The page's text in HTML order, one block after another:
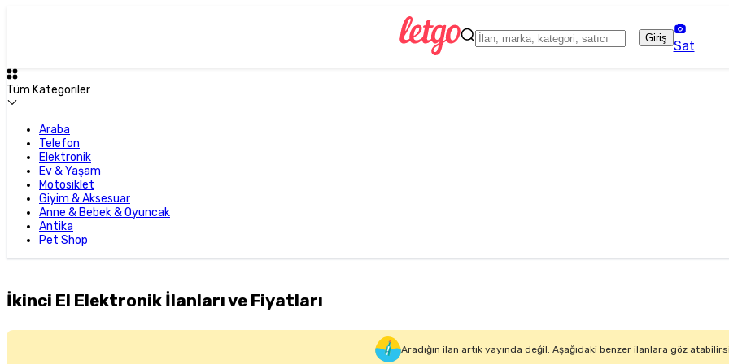
Giriş
Sat
Tüm Kategoriler
Araba
Telefon
Elektronik
Ev & Yaşam
Motosiklet
Giyim & Aksesuar
Anne & Bebek & Oyuncak
Antika
Pet Shop
İkinci El Elektronik İlanları ve Fiyatları
Aradığın ilan artık yayında değil. Aşağıdaki benzer ilanlara göz